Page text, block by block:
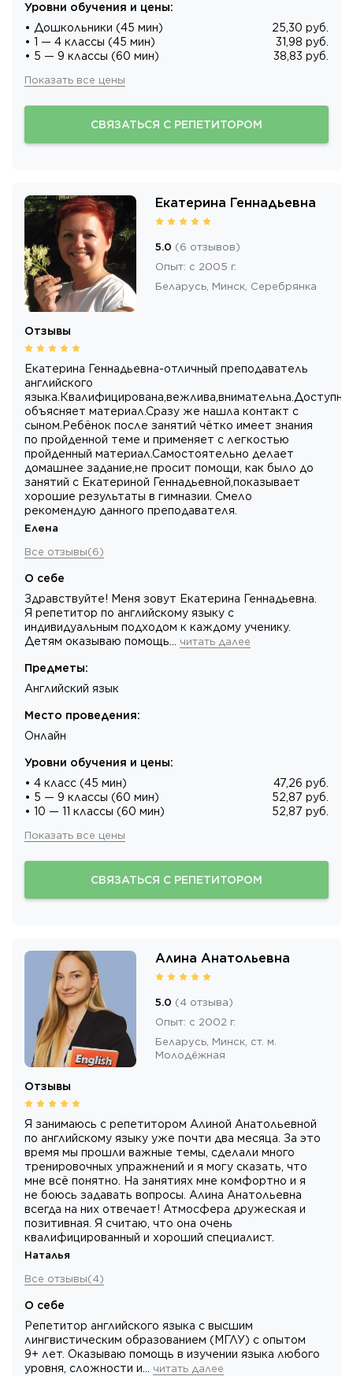
Уровни обучения и цены:
• Дошкольники (45 мин)
25,30 руб.
• 1 — 4 классы (45 мин)
31,98 руб.
• 5 — 9 классы (60 мин)
38,83 руб.
Показать все цены
СВЯЗАТЬСЯ С РЕПЕТИТОРОМ
Екатерина Геннадьевна
5.0 (6 отзывов)
Опыт: с 2005 г.
Беларусь, Минск, Серебрянка
Отзывы
Екатерина Геннадьевна-отличный преподаватель
английского
языка.Квалифицирована,вежлива,внимательна.Доступно
объясняет материал.Сразу же нашла контакт с
сыном.Ребёнок после занятий чётко имеет знания
по пройденной теме и применяет с легкостью
пройденный материал.Самостоятельно делает
домашнее задание,не просит помощи, как было до
занятий с Екатериной Геннадьевной,показывает
хорошие результаты в гимназии. Смело
рекомендую данного преподавателя.
Елена
Все отзывы(6)
О себе
Здравствуйте! Меня зовут Екатерина Геннадьевна.
Я репетитор по английскому языку с
индивидуальным подходом к каждому ученику.
Детям оказываю помощь… читать далее
Предметы:
Английский язык
Место проведения:
Онлайн
Уровни обучения и цены:
• 4 класс (45 мин)
47,26 руб.
• 5 — 9 классы (60 мин)
52,87 руб.
• 10 — 11 классы (60 мин)
52,87 руб.
Показать все цены
СВЯЗАТЬСЯ С РЕПЕТИТОРОМ
Алина Анатольевна
5.0 (4 отзыва)
Опыт: с 2002 г.
Беларусь, Минск, ст. м.
Молодёжная
Отзывы
Я занимаюсь с репетитором Алиной Анатольевной
по английскому языку уже почти два месяца. За это
время мы прошли важные темы, сделали много
тренировочных упражнений и я могу сказать, что
мне всё понятно. На занятиях мне комфортно и я
не боюсь задавать вопросы. Алина Анатольевна
всегда на них отвечает! Атмосфера дружеская и
позитивная. Я считаю, что она очень
квалифицированный и хороший специалист.
Наталья
Все отзывы(4)
О себе
Репетитор английского языка с высшим
лингвистическим образованием (МГЛУ) c опытом
9+ лет. Оказываю помощь в изучении языка любого
уровня, сложности и… читать далее